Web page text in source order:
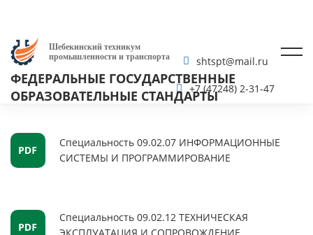
Шебекинский техникум
промышленности и транспорта
shtspt@mail.ru
+7 (47248) 2-31-47
ФЕДЕРАЛЬНЫЕ ГОСУДАРСТВЕННЫЕ
ОБРАЗОВАТЕЛЬНЫЕ СТАНДАРТЫ
Специальность 09.02.07 ИНФОРМАЦИОННЫЕ
СИСТЕМЫ И ПРОГРАММИРОВАНИЕ
Специальность 09.02.12 ТЕХНИЧЕСКАЯ